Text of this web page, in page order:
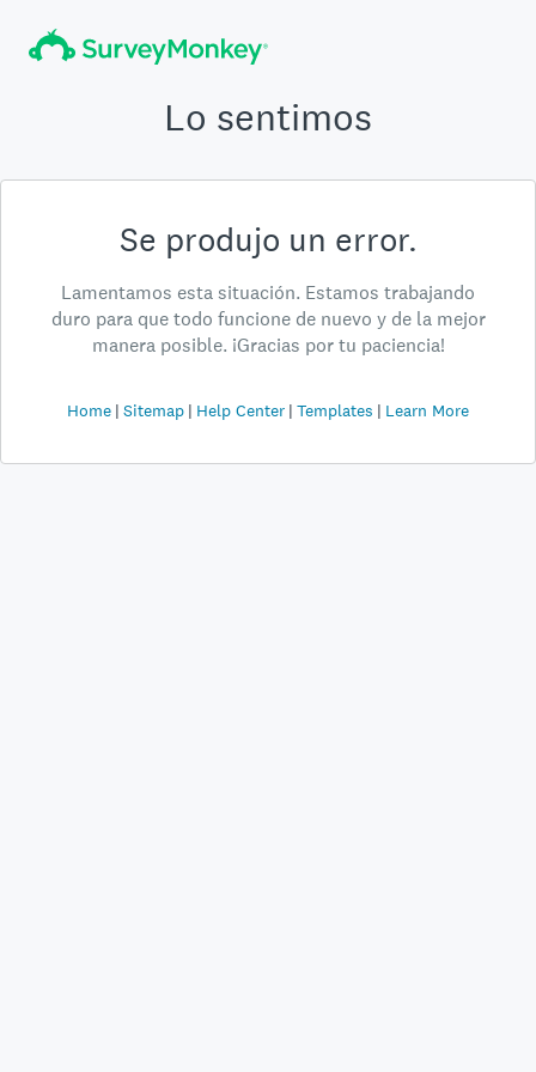
Lo sentimos
Se produjo un error.
Lamentamos esta situación. Estamos trabajando
duro para que todo funcione de nuevo y de la mejor
manera posible. ¡Gracias por tu paciencia!
Home Sitemap Help Center Templates Learn More